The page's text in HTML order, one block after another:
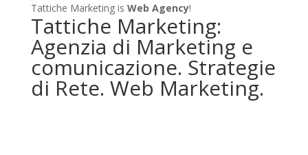
Tattiche Marketing is Web Agency!
Tattiche Marketing:
Agenzia di Marketing e
comunicazione. Strategie
di Rete. Web Marketing.